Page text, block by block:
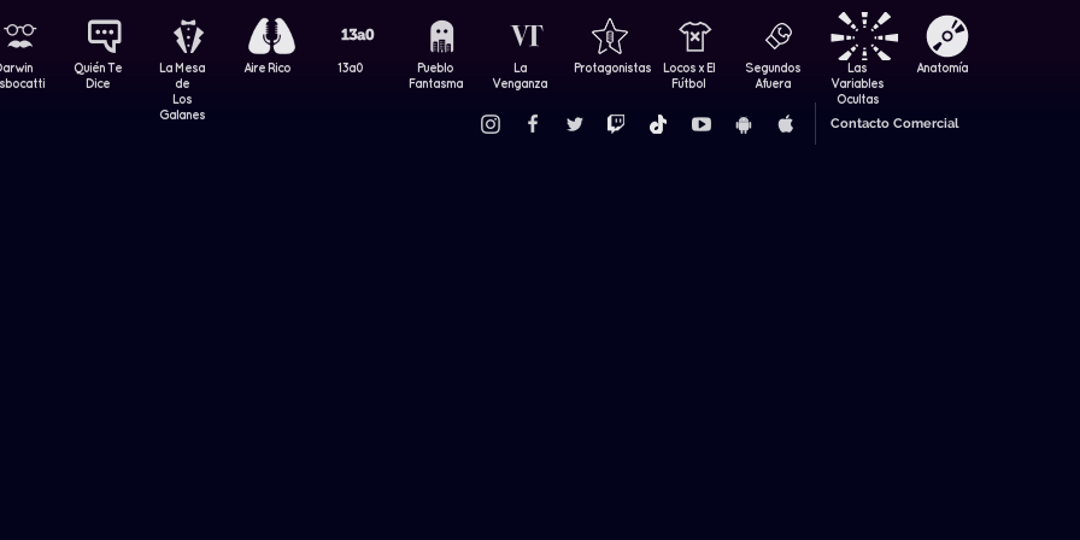
Quién Te
Dice
La Mesa
de
Los
Galanes
Aire Rico 13a0
Pueblo
Fantasma
La
Venganza
Protagonistas
Locos x El
Fútbol
Segundos
Afuera
Las
Variables
Ocultas
Anatomía
Contacto Comercial